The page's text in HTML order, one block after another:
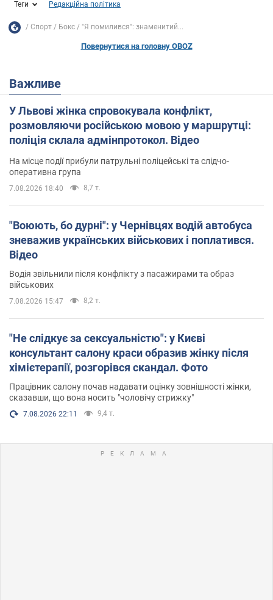
Теги Редакційна політика
Спорт Бокс "Я помилився": знаменитий...
Повернутися на головну OBOZ
Важливе
У Львові жінка спровокувала конфлікт,
розмовляючи російською мовою у маршрутці:
поліція склала адмінпротокол. Відео
На місце події прибули патрульні поліцейські та слідчо-
оперативна група
7.08.2026 18:40 8,7 т.
"Воюють, бо дурні": у Чернівцях водій автобуса
зневажив українських військових і поплатився.
Відео
Водія звільнили після конфлікту з пасажирами та образ
військових
7.08.2026 15:47 8,2 т.
"Не слідкує за сексуальністю": у Києві
консультант салону краси образив жінку після
хімієтерапії, розгорівся скандал. Фото
Працівник салону почав надавати оцінку зовнішності жінки,
сказавши, що вона носить "чоловічу стрижку"
7.08.2026 22:11 9,4 т.